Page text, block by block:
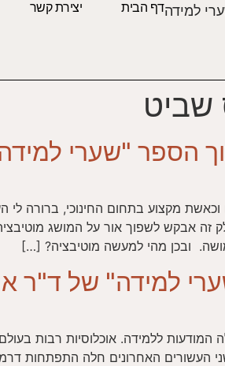
למידהדף הבית יצירת קשר
שביט
הספר "שערי
מקצוע בתחום החינוכי, ברורה לי
זה אבקש לשפוך אור על המושג
ובכן מהי למעשה מוטיבציה? […]
למידה" של ד"ר
המודעות ללמידה. אוכלוסיות רבות
העשורים האחרונים חלה התפתחות